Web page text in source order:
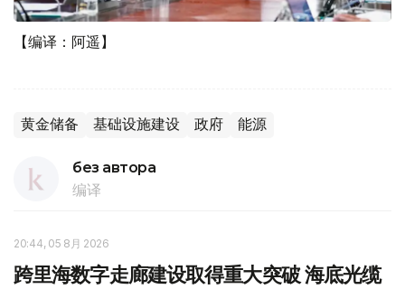
【编译：阿遥】
黄金储备 基础设施建设 政府 能源
без автора
编译
20:44, 05 8月 2026
跨里海数字走廊建设取得重大突破 海底光缆